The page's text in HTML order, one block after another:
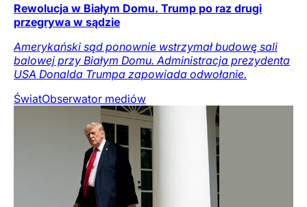
Rewolucja w Białym Domu. Trump po raz drugi
przegrywa w sądzie
Amerykański sąd ponownie wstrzymał budowę sali
balowej przy Białym Domu. Administracja prezydenta
USA Donalda Trumpa zapowiada odwołanie.
ŚwiatObserwator mediów